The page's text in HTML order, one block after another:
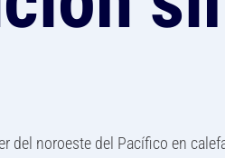
del noroeste del Pacífico en